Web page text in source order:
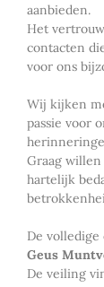
aanbieden.
Het
contacten
voor ons
Wij kijken
passie voor
Graag
hartelijk
De
Geus
De veiling